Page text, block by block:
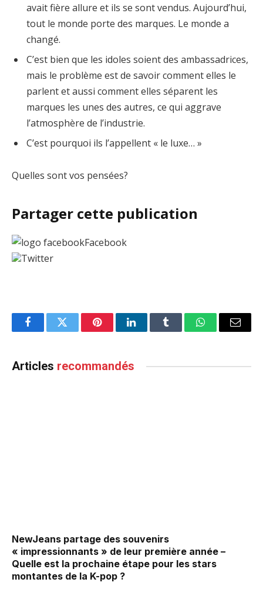
avait fière allure et ils se sont vendus. Aujourd’hui,
tout le monde porte des marques. Le monde a
changé.
C’est bien que les idoles soient des ambassadrices,
mais le problème est de savoir comment elles le
parlent et aussi comment elles séparent les
marques les unes des autres, ce qui aggrave
l’atmosphère de l’industrie.
C’est pourquoi ils l’appellent « le luxe… »
Quelles sont vos pensées?
Partager cette publication
Facebook
Twitter
FacebookTwitter PinterestLinkedInTumblr WhatsAppEmail
Articles recommandés
NewJeans partage des souvenirs
« impressionnants » de leur première année –
Quelle est la prochaine étape pour les stars
montantes de la K-pop ?